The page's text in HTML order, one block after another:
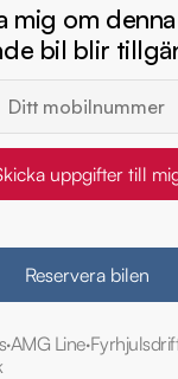
mig om
bil blir
uppgifter till
Reservera bilen
AMG Line